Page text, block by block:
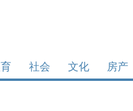
社会 文化 房产